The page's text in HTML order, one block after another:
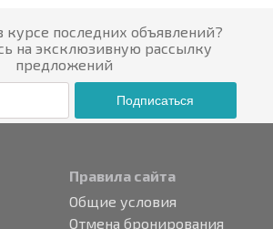
курсе последних объявлений?
на эксклюзивную рассылку
предложений
Подписаться
Правила сайта
Общие условия
Отмена бронирования